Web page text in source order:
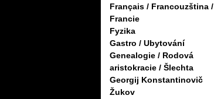
Français / Francouzština /
Francie
Fyzika
Gastro / Ubytování
Genealogie / Rodová
aristokracie / Šlechta
Georgij Konstantinovič
Žukov